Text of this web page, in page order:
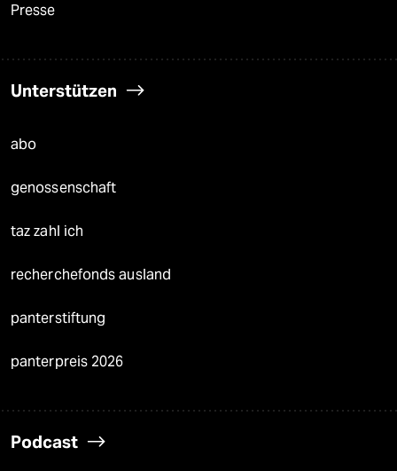
Presse
Unterstützen
abo
genossenschaft
taz zahl ich
recherchefonds ausland
panterstiftung
panterpreis 2026
Podcast